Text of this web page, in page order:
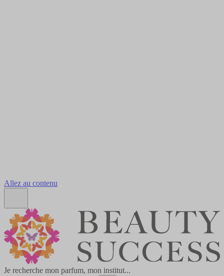
Allez au contenu
Je recherche mon parfum, mon institut...